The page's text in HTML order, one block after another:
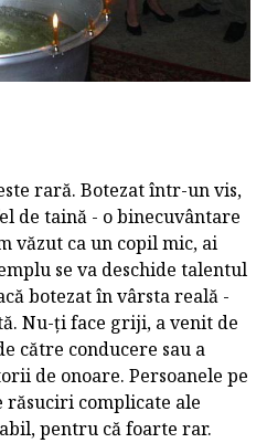
rară. Botezat într-un vis,
de taină - o binecuvântare
văzut ca un copil mic, ai
se va deschide talentul
botezat în vârsta reală -
Nu-ți face griji, a venit de
către conducere sau a
de onoare. Persoanele pe
complicate ale
pentru că foarte rar.